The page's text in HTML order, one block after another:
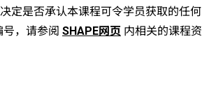
工作经验及／或资历，会经有关学系作
定是否承认本课程可令学员获取的任何
，请参阅 SHAPE网页 内相关的课程资